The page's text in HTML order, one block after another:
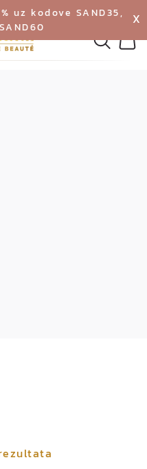
uz kodove SAND35,
X